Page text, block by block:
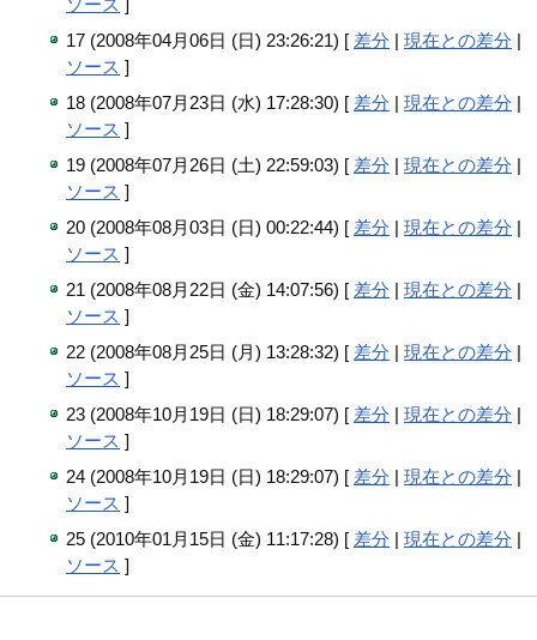
17 (2008年04月06日 (日) 23:26:21) [ 差分 |現在との差分 |
ソース ]
18 (2008年07月23日 (水) 17:28:30) [ 差分 |現在との差分 |
ソース ]
19 (2008年07月26日 (土) 22:59:03) [ 差分 |現在との差分 |
ソース ]
20 (2008年08月03日 (日) 00:22:44) [ 差分 |現在との差分 |
ソース ]
21 (2008年08月22日 (金) 14:07:56) [ 差分 |現在との差分 |
ソース ]
22 (2008年08月25日 (月) 13:28:32) [ 差分 |現在との差分 |
ソース ]
23 (2008年10月19日 (日) 18:29:07) [ 差分 |現在との差分 |
ソース ]
24 (2008年10月19日 (日) 18:29:07) [ 差分 |現在との差分 |
ソース ]
25 (2010年01月15日 (金) 11:17:28) [ 差分 |現在との差分 |
ソース ]